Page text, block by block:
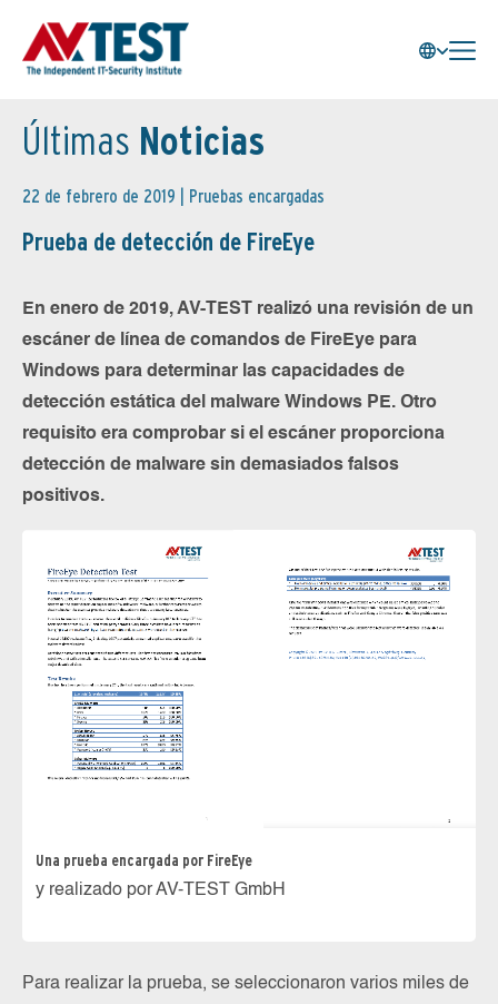
Últimas Noticias
22 de febrero de 2019 | Pruebas encargadas
Prueba de detección de FireEye
En enero de 2019, AV-TEST realizó una revisión de un
escáner de línea de comandos de FireEye para
Windows para determinar las capacidades de
detección estática del malware Windows PE. Otro
requisito era comprobar si el escáner proporciona
detección de malware sin demasiados falsos
positivos.
Una prueba encargada por FireEye
y realizado por AV-TEST GmbH
Para realizar la prueba, se seleccionaron varios miles de